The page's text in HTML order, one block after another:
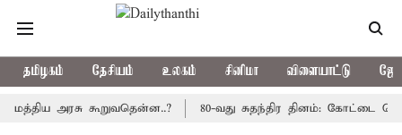
தமிழகம் தேசியம் உலகம் சினிமா விளையாட்டு
அரசு கூறுவதென்ன..? 80-வது சுதந்திர தினம்: கோட்டை